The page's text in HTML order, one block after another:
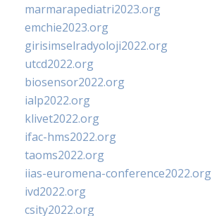
marmarapediatri2023.org
emchie2023.org
girisimselradyoloji2022.org
utcd2022.org
biosensor2022.org
ialp2022.org
klivet2022.org
ifac-hms2022.org
taoms2022.org
iias-euromena-conference2022.org
ivd2022.org
csity2022.org